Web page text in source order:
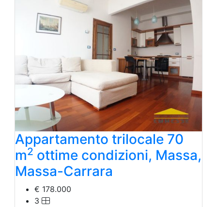
Appartamento trilocale 70
m2 ottime condizioni, Massa,
Massa-Carrara
€ 178.000
3